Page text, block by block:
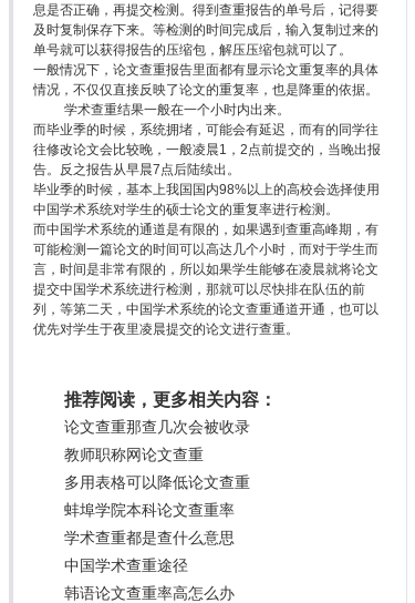
息是否正确，再提交检测。得到查重报告的单号后，记得要
及时复制保存下来。等检测的时间完成后，输入复制过来的
单号就可以获得报告的压缩包，解压压缩包就可以了。
一般情况下，论文查重报告里面都有显示论文重复率的具体
情况，不仅仅直接反映了论文的重复率，也是降重的依据。
学术查重结果一般在一个小时内出来。
而毕业季的时候，系统拥堵，可能会有延迟，而有的同学往
往修改论文会比较晚，一般凌晨1，2点前提交的，当晚出报
告。反之报告从早晨7点后陆续出。
毕业季的时候，基本上我国国内98%以上的高校会选择使用
中国学术系统对学生的硕士论文的重复率进行检测。
而中国学术系统的通道是有限的，如果遇到查重高峰期，有
可能检测一篇论文的时间可以高达几个小时，而对于学生而
言，时间是非常有限的，所以如果学生能够在凌晨就将论文
提交中国学术系统进行检测，那就可以尽快排在队伍的前
列，等第二天，中国学术系统的论文查重通道开通，也可以
优先对学生于夜里凌晨提交的论文进行查重。
推荐阅读，更多相关内容：
论文查重那查几次会被收录
教师职称网论文查重
多用表格可以降低论文查重
蚌埠学院本科论文查重率
学术查重都是查什么意思
中国学术查重途径
韩语论文查重率高怎么办